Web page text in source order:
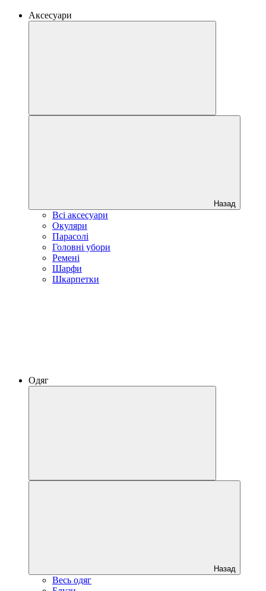
Аксесуари
Назад
Всі аксесуари
Окуляри
Парасолі
Головні убори
Ремені
Шарфи
Шкарпетки
Одяг
Назад
Весь одяг